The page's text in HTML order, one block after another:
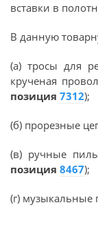
вставки в
В данную
(а) тросы для
крученая
позиция 7312);
(б) прорезные
(в) ручные
позиция 8467);
(г) музыкальные